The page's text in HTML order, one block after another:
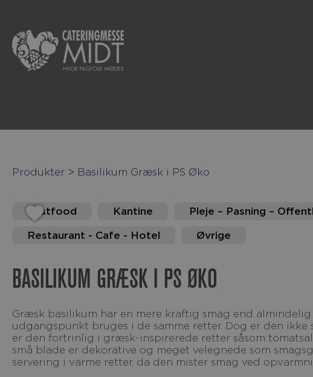
Produkter > Basilikum Græsk i PS Øko
Fastfood Kantine
Pleje – Pasning –
Restaurant - Cafe - Hotel
Øvrige
BASILIKUM GRÆSK I PS ØKO
Græsk basilikum har en mere kraftig smag end almindelig basilikum og kan som
udgangspunkt bruges i de samme retter. Dog er den
er den fortrinlig i græsk-inspirerede retter såsom
små blade er dekorative og meget velegnede som
servering i varme retter, da den mister smag ved